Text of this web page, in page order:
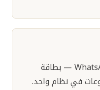
قم بتجميعه مع لجين WhatsApp AI — بطاقة